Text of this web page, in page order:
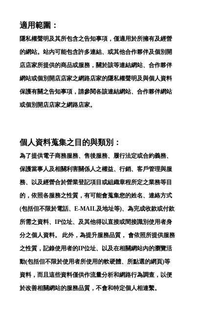
適用範圍：
隱私權聲明及其所包含之告知事項，僅適用於所擁有及經營
的網站。站內可能包含許多連結、或其他合作夥伴及個別開
店店家所提供的商品或服務，關於該等連結網站、合作夥伴
網站或個別開店店家之網路店家的隱私權聲明及與個人資料
保護有關之告知事項，請參閱各該連結網站、合作夥伴網站
或個別開店店家之網路店家。
個人資料蒐集之目的與類別：
為了提供電子商務服務、售後服務、履行法定或合約義務、
保護當事人及相關利害關係人之權益、行銷、客戶管理與服
務、以及經營合於營業登記項目或組織章程所定之業務等目
的，依照各服務之性質，有可能會蒐集您的姓名、連絡方式
(包括但不限於電話、E-MAIL及地址等)、為完成收款或付款
所需之資料、IP位址、及其他得以直接或間接識別使用者身
分之個人資料。 此外，為提升服務品質， 會依照所提供服務
之性質，記錄使用者的IP位址、以及在相關網站內的瀏覽活
動(包括但不限於使用者所使用的軟硬體、所點選的網頁)等
資料，而且這些資料僅供作流量分析和網路行為調查，以便
於改善相關網站的服務品質，不會和特定個人相連繫。